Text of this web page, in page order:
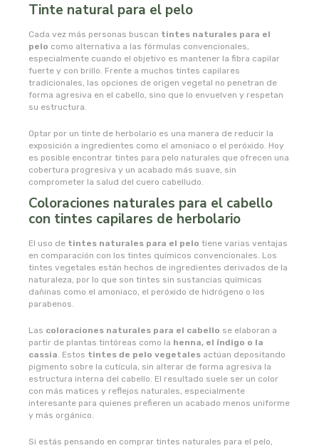
Tinte natural para el pelo
Cada vez más personas buscan tintes naturales para el
pelo como alternativa a las fórmulas convencionales,
especialmente cuando el objetivo es mantener la fibra capilar
fuerte y con brillo. Frente a muchos tintes capilares
tradicionales, las opciones de origen vegetal no penetran de
forma agresiva en el cabello, sino que lo envuelven y respetan
su estructura.
Optar por un tinte de herbolario es una manera de reducir la
exposición a ingredientes como el amoniaco o el peróxido. Hoy
es posible encontrar tintes para pelo naturales que ofrecen una
cobertura progresiva y un acabado más suave, sin
comprometer la salud del cuero cabelludo.
Coloraciones naturales para el cabello
con tintes capilares de herbolario
El uso de tintes naturales para el pelo tiene varias ventajas
en comparación con los tintes químicos convencionales. Los
tintes vegetales están hechos de ingredientes derivados de la
naturaleza, por lo que son tintes sin sustancias químicas
dañinas como el amoniaco, el peróxido de hidrógeno o los
parabenos.
Las coloraciones naturales para el cabello se elaboran a
partir de plantas tintóreas como la henna, el índigo o la
cassia. Estos tintes de pelo vegetales actúan depositando
pigmento sobre la cutícula, sin alterar de forma agresiva la
estructura interna del cabello. El resultado suele ser un color
con más matices y reflejos naturales, especialmente
interesante para quienes prefieren un acabado menos uniforme
y más orgánico.
Si estás pensando en comprar tintes naturales para el pelo,
najel
nale
natracare
natur ozone
naturata
naturbrush
naturcid
naturcosmetika
naturgreen
naturmil
natursoy